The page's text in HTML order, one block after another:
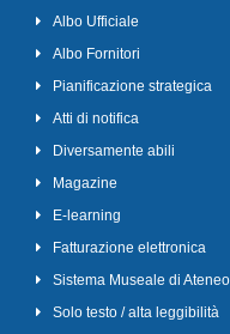
Albo Ufficiale
Albo Fornitori
Pianificazione strategica
Atti di notifica
Diversamente abili
Magazine
E-learning
Fatturazione elettronica
Sistema Museale di Ateneo
Solo testo / alta leggibilità